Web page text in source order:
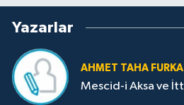
Yazarlar
AHMET TAHA
Mescid-i Aksa ve